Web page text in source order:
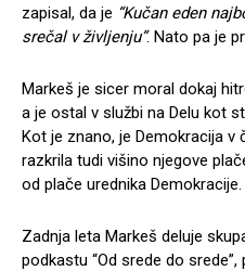
zapisal, da je “Kučan eden
srečal v življenju”. Nato pa je
Markeš je sicer moral dokaj
a je ostal v službi na Delu kot
Kot je znano, je Demokracija v
razkrila tudi višino njegove
od plače urednika
Zadnja leta Markeš deluje
podkastu “Od srede do